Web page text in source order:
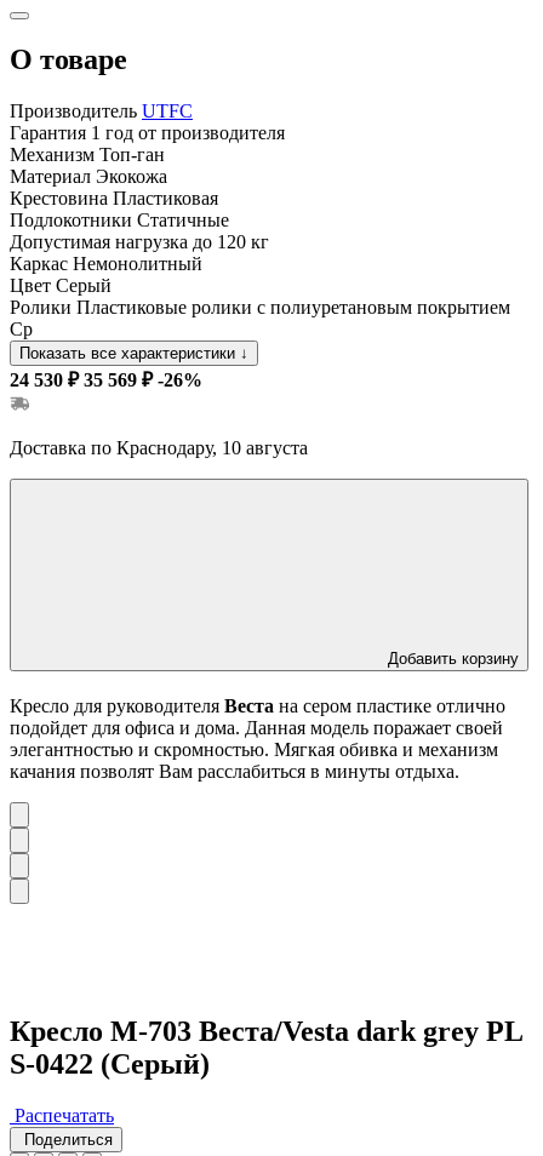
О товаре
Производитель UTFC
Гарантия 1 год от производителя
Механизм Топ-ган
Материал Экокожа
Крестовина Пластиковая
Подлокотники Статичные
Допустимая нагрузка до 120 кг
Каркас Немонолитный
Цвет Серый
Ролики Пластиковые ролики с полиуретановым покрытием
Ср
Показать все характеристики ↓
24 530 ₽ 35 569 ₽ -26%
Доставка по Краснодару, 10 августа
Добавить корзину
Кресло для руководителя Веста на сером пластике отлично
подойдет для офиса и дома. Данная модель поражает своей
элегантностью и скромностью. Мягкая обивка и механизм
качания позволят Вам расслабиться в минуты отдыха.
Кресло М-703 Веста/Vesta dark grey PL
S-0422 (Серый)
Распечатать
Поделиться